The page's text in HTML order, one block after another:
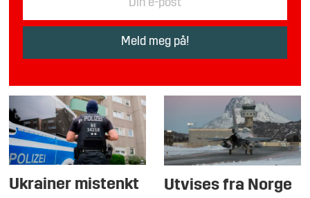
Ukrainer mistenkt
Utvises fra Norge